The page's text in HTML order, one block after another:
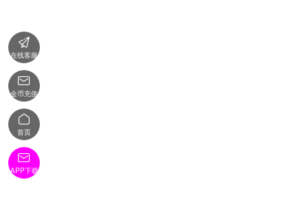

在线客服

金币充值

首页

APP下载